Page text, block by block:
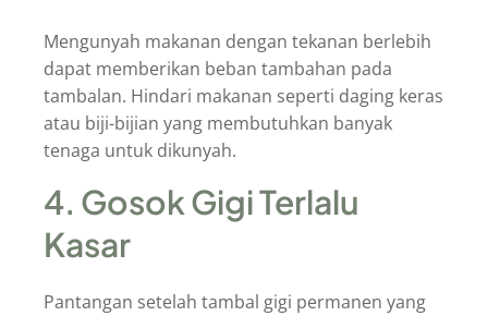
Mengunyah makanan dengan tekanan berlebih
dapat memberikan beban tambahan pada
tambalan. Hindari makanan seperti daging keras
atau biji-bijian yang membutuhkan banyak
tenaga untuk dikunyah.
4. Gosok Gigi Terlalu
Kasar
Pantangan setelah tambal gigi permanen yang